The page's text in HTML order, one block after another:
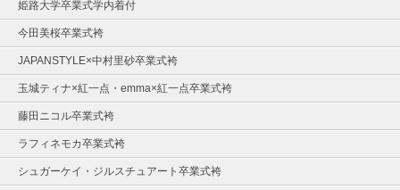
姫路大学卒業式学内着付
今田美桜卒業式袴
JAPANSTYLE×中村里砂卒業式袴
玉城ティナ×紅一点・emma×紅一点卒業式袴
藤田ニコル卒業式袴
ラフィネモカ卒業式袴
シュガーケイ・ジルスチュアート卒業式袴